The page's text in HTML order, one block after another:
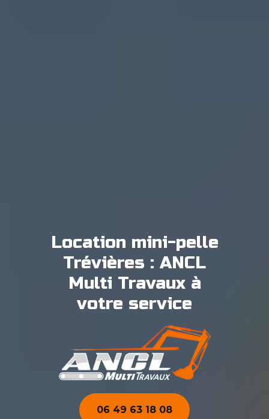
Location mini-pelle
Trévières : ANCL
Multi Travaux à
votre service
06 49 63 18 08